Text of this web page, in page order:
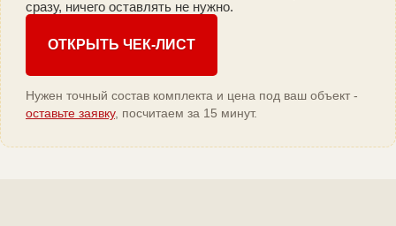
сразу, ничего оставлять не нужно.
ОТКРЫТЬ ЧЕК-ЛИСТ
Нужен точный состав комплекта и цена под ваш объект -
оставьте заявку, посчитаем за 15 минут.